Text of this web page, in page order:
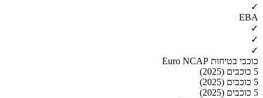
✓
EBA
✓
✓
✓
כוכבי בטיחות Euro NCAP
5 כוכבים (2025)
5 כוכבים (2025)
5 כוכבים (2025)